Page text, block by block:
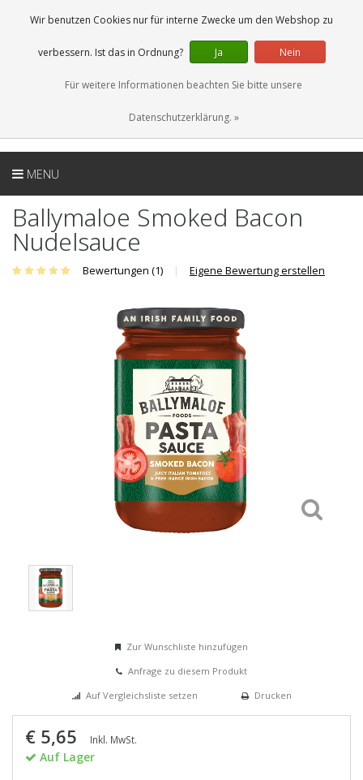
0 Artikel
DE
MENU
Ballymaloe Smoked Bacon
Nudelsauce
Bewertungen (1) | Eigene Bewertung erstellen
Zur Wunschliste hinzufügen
Anfrage zu diesem Produkt
Auf Vergleichsliste setzen
Drucken
€ 5,65 Inkl. MwSt.
Auf Lager
Wir benutzen Cookies nur für interne Zwecke um den Webshop zu
verbessern. Ist das in Ordnung? Ja Nein
Für weitere Informationen beachten Sie bitte unsere
Datenschutzerklärung. »